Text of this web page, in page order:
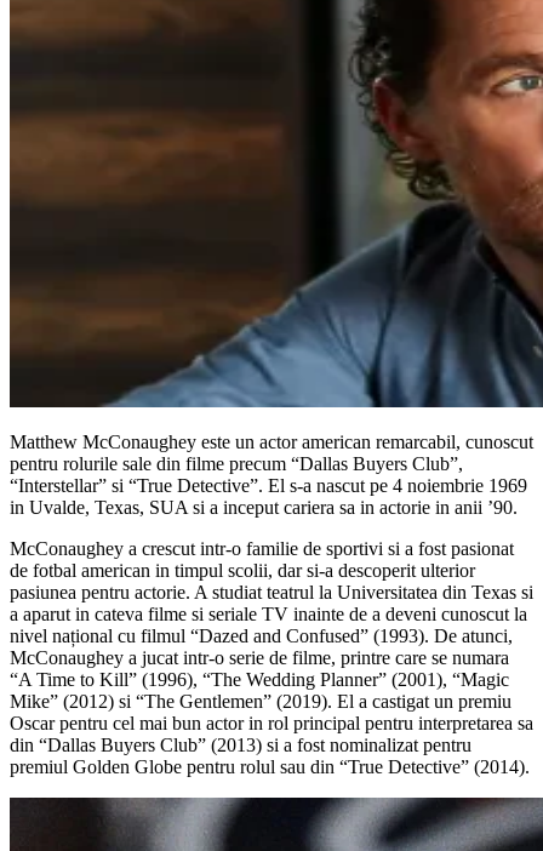
Matthew McConaughey este un actor american remarcabil, cunoscut
pentru rolurile sale din filme precum “Dallas Buyers Club”,
“Interstellar” si “True Detective”. El s-a nascut pe 4 noiembrie 1969
in Uvalde, Texas, SUA si a inceput cariera sa in actorie in anii ’90.
McConaughey a crescut intr-o familie de sportivi si a fost pasionat
de fotbal american in timpul scolii, dar si-a descoperit ulterior
pasiunea pentru actorie. A studiat teatrul la Universitatea din Texas si
a aparut in cateva filme si seriale TV inainte de a deveni cunoscut la
nivel național cu filmul “Dazed and Confused” (1993). De atunci,
McConaughey a jucat intr-o serie de filme, printre care se numara
“A Time to Kill” (1996), “The Wedding Planner” (2001), “Magic
Mike” (2012) si “The Gentlemen” (2019). El a castigat un premiu
Oscar pentru cel mai bun actor in rol principal pentru interpretarea sa
din “Dallas Buyers Club” (2013) si a fost nominalizat pentru
premiul Golden Globe pentru rolul sau din “True Detective” (2014).